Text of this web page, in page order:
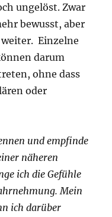
ungelöst. Zwar
bewusst, aber
Einzelne
darum
ohne dass
oder
und empfinde
näheren
ich die Gefühle
Mein
ich darüber